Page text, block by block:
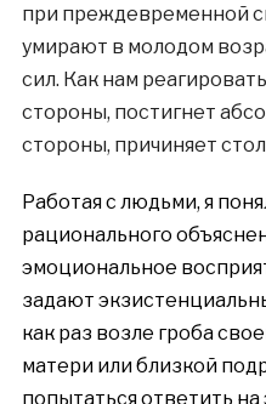
при преждевременной
умирают в молодом
сил. Как нам
стороны, постигнет
стороны, причиняет
Работая с людьми, я
рационального
эмоциональное
задают
как раз возле гроба
матери или близкой
попытаться ответить